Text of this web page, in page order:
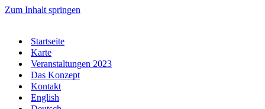
Zum Inhalt springen
Startseite
Karte
Veranstaltungen 2023
Das Konzept
Kontakt
English